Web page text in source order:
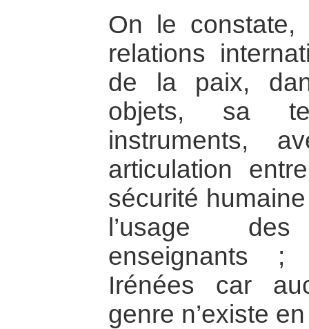
On le constate,
relations
de la paix,
objets, sa
instruments,
articulation
sécurité
l’usage
enseignants
Irénées car
genre n’existe